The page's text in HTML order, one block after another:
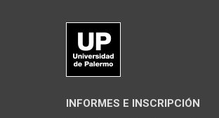
INFORMES E INSCRIPCIÓN